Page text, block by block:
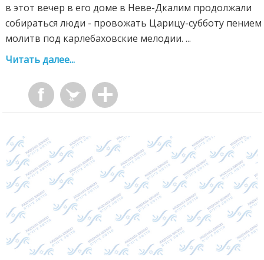
в этот вечер в его доме в Неве-Дкалим продолжали
собираться люди - провожать Царицу-субботу пением
молитв под карлебаховские мелодии. ...
Читать далее...